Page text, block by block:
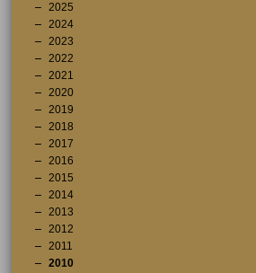
2025
2024
2023
2022
2021
2020
2019
2018
2017
2016
2015
2014
2013
2012
2011
2010